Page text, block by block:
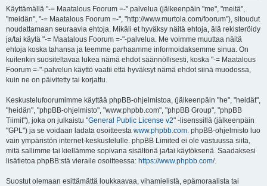
Käyttämällä "-= Maatalous Foorum =-" palvelua (jälkeenpäin "me", "meitä",
"meidän", "-= Maatalous Foorum =-", "http://www.murtola.com/foorum"), sitoudut
noudattamaan seuraavia ehtoja. Mikäli et hyväksy näitä ehtoja, älä rekisteröidy
ja/tai käytä "-= Maatalous Foorum =-"-palvelua. Me voimme muuttaa näitä
ehtoja koska tahansa ja teemme parhaamme informoidaksemme sinua. On
kuitenkin suositeltavaa lukea nämä ehdot säännöllisesti, koska "-= Maatalous
Foorum =-"-palvelun käyttö vaatii että hyväksyt nämä ehdot siinä muodossa,
kuin ne on päivitetty tai korjattu.
Keskustelufoorumimme käyttää phpBB-ohjelmistoa, (jälkeenpäin "he", "heidät",
"heidän", "phpBB-ohjelmisto", "www.phpbb.com", "phpBB Group", "phpBB
Tiimit"), joka on julkaistu "General Public License v2" -lisenssillä (jälkeenpäin
"GPL") ja se voidaan ladata osoitteesta www.phpbb.com. phpBB-ohjelmisto luo
vain ympäristön internet-keskustelulle. phpBB Limited ei ole vastuussa siitä,
mitä sallimme tai kiellämme sopivana sisältönä ja/tai käytöksenä. Saadaksesi
lisätietoa phpBB:stä vieraile osoitteessa: https://www.phpbb.com/.
Suostut olemaan esittämättä loukkaavaa, vihamielistä, epämoraalista tai